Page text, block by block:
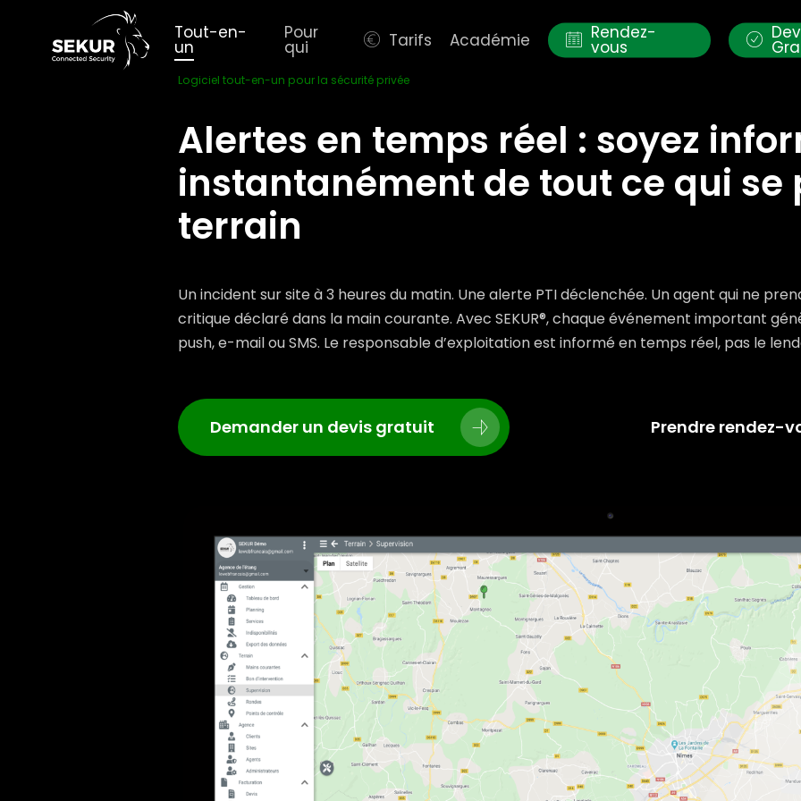
Tout-en-
un
Pour
qui Tarifs Académie Rendez-
vous
Logiciel tout-en-un pour la sécurité privée
Alertes en temps réel : soyez
instantanément de tout ce qui se
terrain
Un incident sur site à 3 heures du matin. Une alerte PTI déclenchée. Un agent qui ne
critique déclaré dans la main courante. Avec SEKUR®, chaque événement important
push, e-mail ou SMS. Le responsable d’exploitation est informé en temps réel, pas le
Demander un devis gratuit Prendre rendez-